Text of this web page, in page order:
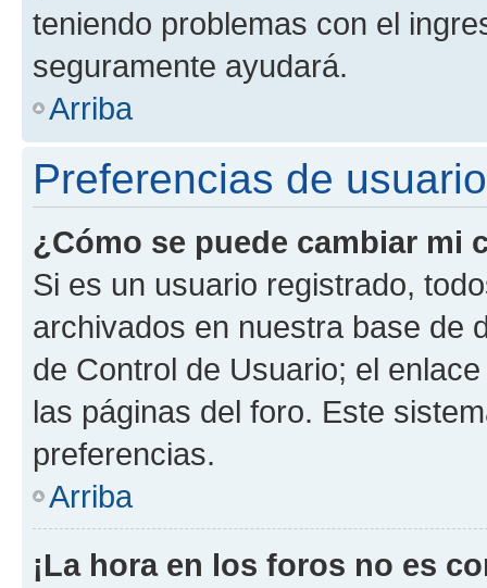
teniendo problemas con el
seguramente ayudará.
Arriba
Preferencias de
¿Cómo se puede cambiar mi
Si es un usuario registrado,
archivados en nuestra base de
de Control de Usuario; el
las páginas del foro. Este
preferencias.
Arriba
¡La hora en los foros no es